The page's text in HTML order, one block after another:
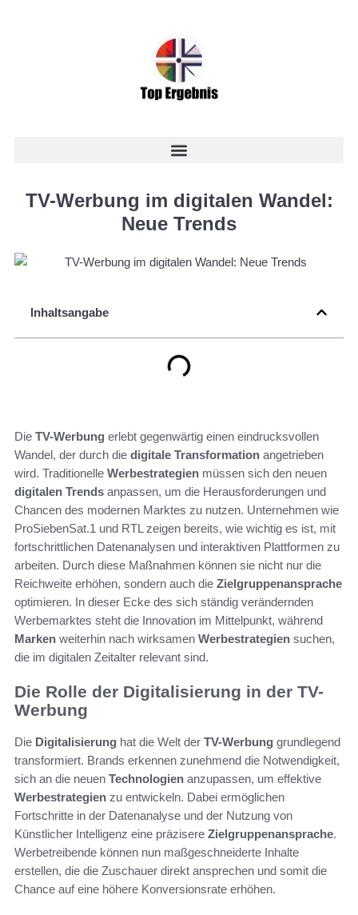
TV-Werbung im digitalen Wandel:
Neue Trends
Inhaltsangabe
Die TV-Werbung erlebt gegenwärtig einen eindrucksvollen
Wandel, der durch die digitale Transformation angetrieben
wird. Traditionelle Werbestrategien müssen sich den neuen
digitalen Trends anpassen, um die Herausforderungen und
Chancen des modernen Marktes zu nutzen. Unternehmen wie
ProSiebenSat.1 und RTL zeigen bereits, wie wichtig es ist, mit
fortschrittlichen Datenanalysen und interaktiven Plattformen zu
arbeiten. Durch diese Maßnahmen können sie nicht nur die
Reichweite erhöhen, sondern auch die Zielgruppenansprache
optimieren. In dieser Ecke des sich ständig verändernden
Werbemarktes steht die Innovation im Mittelpunkt, während
Marken weiterhin nach wirksamen Werbestrategien suchen,
die im digitalen Zeitalter relevant sind.
Die Rolle der Digitalisierung in der TV-
Werbung
Die Digitalisierung hat die Welt der TV-Werbung grundlegend
transformiert. Brands erkennen zunehmend die Notwendigkeit,
sich an die neuen Technologien anzupassen, um effektive
Werbestrategien zu entwickeln. Dabei ermöglichen
Fortschritte in der Datenanalyse und der Nutzung von
Künstlicher Intelligenz eine präzisere Zielgruppenansprache.
Werbetreibende können nun maßgeschneiderte Inhalte
erstellen, die die Zuschauer direkt ansprechen und somit die
Chance auf eine höhere Konversionsrate erhöhen.